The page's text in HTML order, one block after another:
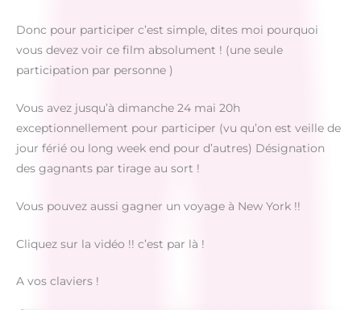
Donc pour participer c’est simple, dites moi pourquoi
vous devez voir ce film absolument ! (une seule
participation par personne )
Vous avez jusqu’à dimanche 24 mai 20h
exceptionnellement pour participer (vu qu’on est veille de
jour férié ou long week end pour d’autres) Désignation
des gagnants par tirage au sort !
Vous pouvez aussi gagner un voyage à New York !!
Cliquez sur la vidéo !! c’est par là !
A vos claviers !